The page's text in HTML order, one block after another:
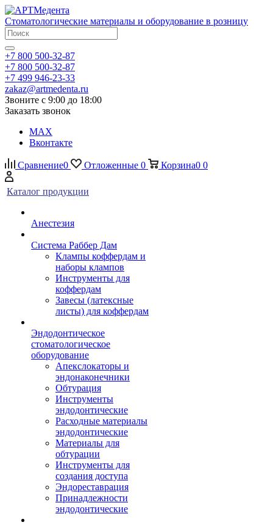
Стоматологические материалы и оборудование в розницу
+7 800 500-32-87
+7 800 500-32-87
+7 499 946-23-33
zakaz@artmedenta.ru
Звоните с 9:00 до 18:00
Заказать звонок
MAX
Вконтакте
Сравнение0 Отложенные 0 Корзина0 0
Каталог продукции
Анестезия
Система Раббер Дам
Клампы коффердам и
наборы клампов
Инструменты для
коффердам
Завесы (латексные
листы) для коффердам
Эндодонтическое
стоматологическое
оборудование
Апекслокаторы и
эндонаконечники
Обтурация
Инструменты
эндодонтические
Расходные материалы
эндодонтические
Материалы для
обтурации
Инструменты для
создания доступа
Эндореставрация
Принадлежности
эндодонтические